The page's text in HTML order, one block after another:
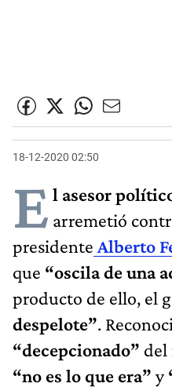
18-12-2020 02:50
E l asesor
arremetió
presidente Alberto
que “oscila de una
producto de ello, el
despelote”.
“decepcionado” del
“no es lo que era” y